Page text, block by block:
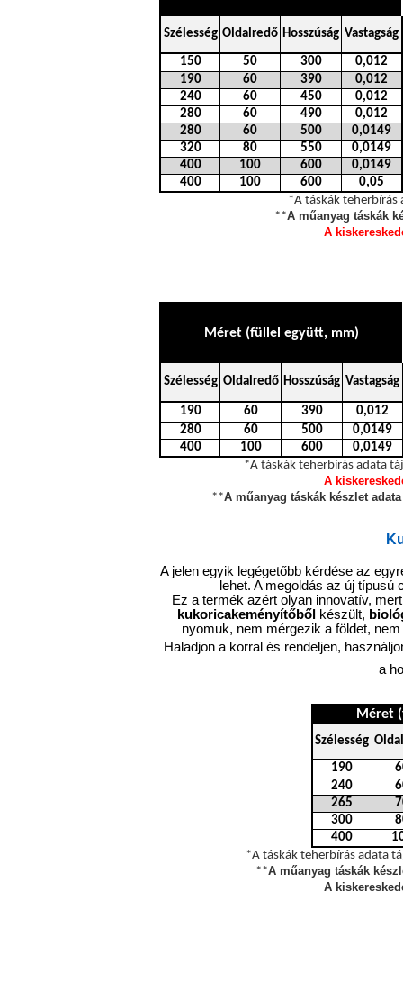
Szélesség Oldalredő Hosszúság Vastagság
150 50 300
0,012
190
60 390
0,012
240
60 450
0,012
280
60 490
0,012
280
60 500
0,0149
320
80 550
0,0149
400
100 600
0,0149
400
100 600
0,05
*A táskák teherbírás
**A műanyag táskák
A
Méret (füllel együtt, mm)
Szélesség Oldalredő Hosszúság Vastagság
190 60 390
0,012
280
60 500
0,0149
400
100 600
0,0149
*A táskák teherbírás adata
A
**A műanyag táskák készlet
A jelen egyik legégetőbb kérdése az
lehet. A megoldás az új
Ez a termék azért olyan innovatív,
kukoricakeményítőből
készült,
nyomuk, nem mérgezik a földet,
Haladjon a korral és rendeljen,
a
Méret
Szélesség
190
240
265
300
400
*A táskák teherbírás adata
**A műanyag táskák
A